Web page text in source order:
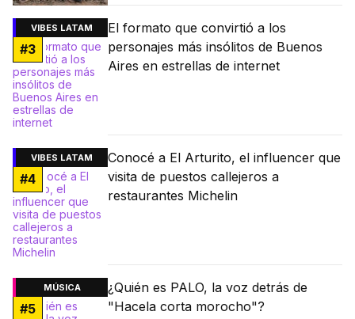
VIBES LATAM
#3
El formato que convirtió a los
personajes más insólitos de Buenos
Aires en estrellas de internet
VIBES LATAM
#4
Conocé a El Arturito, el influencer que
visita de puestos callejeros a
restaurantes Michelin
MÚSICA
#5
¿Quién es PALO, la voz detrás de
"Hacela corta morocho"?